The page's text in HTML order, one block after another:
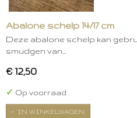
Abalone schelp 14/17 cm
Deze abalone schelp kan
smudgen van…
€ 12,50
✓ Op voorraad
IN WINKELWAGEN